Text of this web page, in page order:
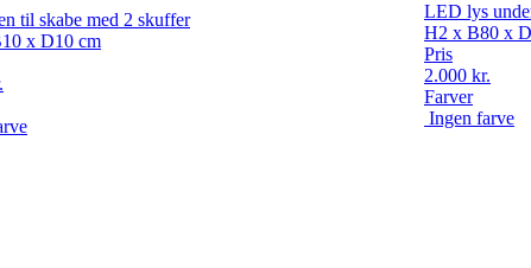
til skabe med 2 skuffer
x D10 cm
LED lys
H2 x B80 x
Pris
2.000 kr.
Farver
Ingen farve